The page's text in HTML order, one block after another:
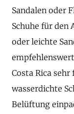
Sandalen oder
Schuhe für den
oder leichte
Costa Rica
wasserdichte
Belüftung